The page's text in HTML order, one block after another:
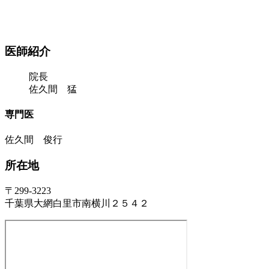
医師紹介
院長
佐久間 猛
専門医
佐久間 俊行
所在地
〒299-3223
千葉県大網白里市南横川２５４２